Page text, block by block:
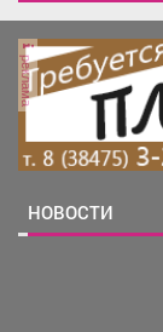
реклама
НОВОСТИ